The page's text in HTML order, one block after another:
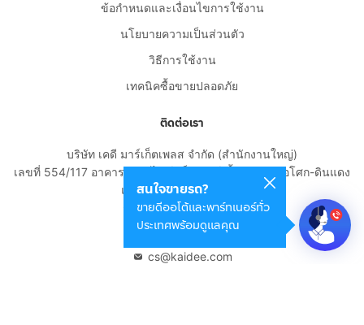
สนใจขายรถ?
ขายดีออโต้และพาร์ทเนอร์ทั่ว
ประเทศพร้อมดูแลคุณ
ข้อกำหนดและเงื่อนไขการใช้งาน
นโยบายความเป็นส่วนตัว
วิธีการใช้งาน
เทคนิคซื้อขายปลอดภัย
ติดต่อเรา
บริษัท เคดี มาร์เก็ตเพลส จำกัด (สำนักงานใหญ่)
เลขที่ 554/117 อาคารสกายไนน์ เซ็นเตอร์ ชั้น 22 ถนนอโศก-ดินแดง
แขวงดินแดง เขตดินแดง
กรุงเทพมหานคร 10400
cs@kaidee.com